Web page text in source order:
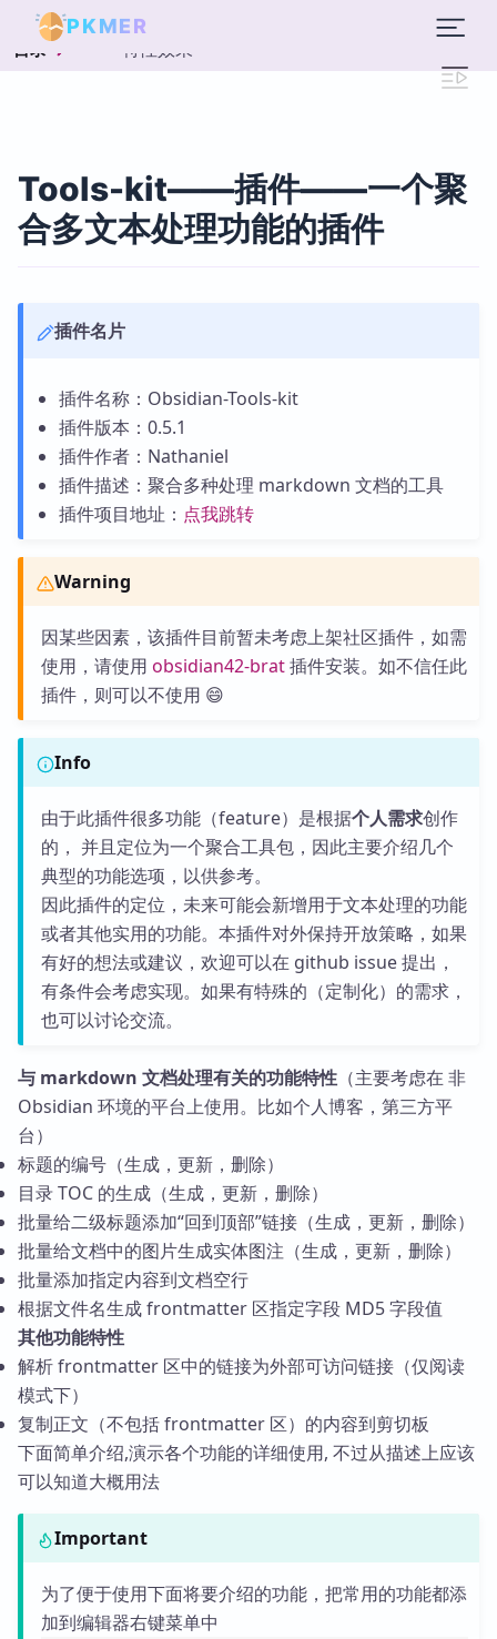
PKMER
目录 一 - 特性效果
Tools-kit——插件——一个聚
合多文本处理功能的插件
插件名片
插件名称：Obsidian-Tools-kit
插件版本：0.5.1
插件作者：Nathaniel
插件描述：聚合多种处理 markdown 文档的工具
插件项目地址： 点我跳转
Warning
因某些因素，该插件目前暂未考虑上架社区插件，如需
使用，请使用 obsidian42-brat插件安装。如不信任此
插件，则可以不使用 😄
Info
由于此插件很多功能（feature）是根据个人需求创作
的， 并且定位为一个聚合工具包，因此主要介绍几个
典型的功能选项，以供参考。
因此插件的定位，未来可能会新增用于文本处理的功能
或者其他实用的功能。本插件对外保持开放策略，如果
有好的想法或建议，欢迎可以在 github issue 提出，
有条件会考虑实现。如果有特殊的（定制化）的需求，
也可以讨论交流。
与 markdown 文档处理有关的功能特性 （主要考虑在 非
Obsidian 环境的平台上使用。比如个人博客，第三方平
台）
标题的编号（生成，更新，删除）
目录 TOC 的生成（生成，更新，删除）
批量给二级标题添加“回到顶部”链接（生成，更新，删除）
批量给文档中的图片生成实体图注（生成，更新，删除）
批量添加指定内容到文档空行
根据文件名生成 frontmatter 区指定字段 MD5 字段值
其他功能特性
解析 frontmatter 区中的链接为外部可访问链接（仅阅读
模式下）
复制正文（不包括 frontmatter 区）的内容到剪切板
下面简单介绍,演示各个功能的详细使用, 不过从描述上应该
可以知道大概用法
Important
为了便于使用下面将要介绍的功能，把常用的功能都添
加到编辑器右键菜单中